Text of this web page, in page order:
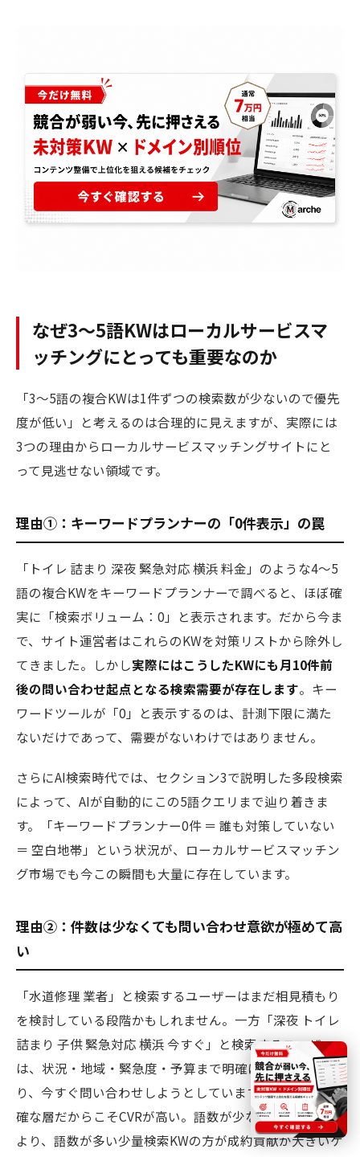
なぜ3〜5語KWはローカルサービスマ
ッチングにとっても重要なのか
「3〜5語の複合KWは1件ずつの検索数が少ないので優先
度が低い」と考えるのは合理的に見えますが、実際には
3つの理由からローカルサービスマッチングサイトにと
って見逃せない領域です。
理由①：キーワードプランナーの「0件表示」の罠
「トイレ 詰まり 深夜 緊急対応 横浜 料金」のような4〜5
語の複合KWをキーワードプランナーで調べると、ほぼ確
実に「検索ボリューム：0」と表示されます。だから今ま
で、サイト運営者はこれらのKWを対策リストから除外し
てきました。しかし実際にはこうしたKWにも月10件前
後の問い合わせ起点となる検索需要が存在します。キー
ワードツールが「0」と表示するのは、計測下限に満た
ないだけであって、需要がないわけではありません。
さらにAI検索時代では、セクション3で説明した多段検索
によって、AIが自動的にこの5語クエリまで辿り着きま
す。「キーワードプランナー0件 ＝ 誰も対策していない
＝ 空白地帯」という状況が、ローカルサービスマッチン
グ市場でも今この瞬間も大量に存在しています。
理由②：件数は少なくても問い合わせ意欲が極めて高
い
「水道修理 業者」と検索するユーザーはまだ相見積もり
を検討している段階かもしれません。一方「深夜 トイレ
詰まり 子供 緊急対応 横浜 今すぐ」と検索するユーザー
は、状況・地域・緊急度・予算まで明確に決まってお
り、今すぐ問い合わせしようとしています。ニーズが明
確な層だからこそCVRが高い。語数が少ない大量検索KW
より、語数が多い少量検索KWの方が成約貢献が大きいケ